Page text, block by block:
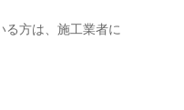
る方は、施工業者に